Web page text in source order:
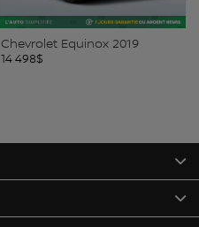
Chevrolet Equinox 2019
14 498$